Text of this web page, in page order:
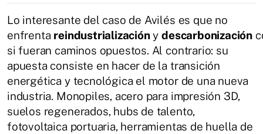
Lo interesante del caso de Avilés es que no
enfrenta reindustrializaciónydescarbonización
si fueran caminos opuestos. Al contrario: su
apuesta consiste en hacer de la transición
energética y tecnológica el motor de una nueva
industria. Monopiles, acero para impresión 3D,
suelos regenerados, hubs de talento,
fotovoltaica portuaria, herramientas de huella de